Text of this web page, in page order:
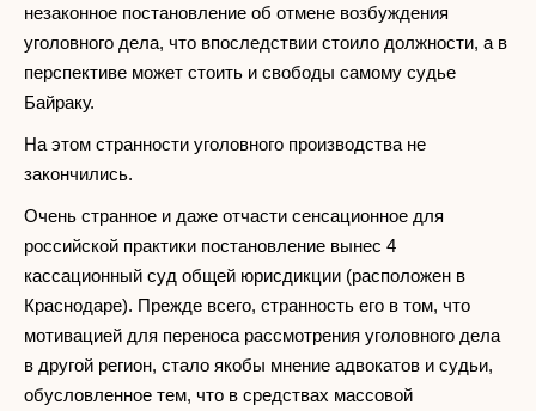
незаконное постановление об отмене возбуждения
уголовного дела, что впоследствии стоило должности, а в
перспективе может стоить и свободы самому судье
Байраку.
На этом странности уголовного производства не
закончились.
Очень странное и даже отчасти сенсационное для
российской практики постановление вынес 4
кассационный суд общей юрисдикции (расположен в
Краснодаре). Прежде всего, странность его в том, что
мотивацией для переноса рассмотрения уголовного дела
в другой регион, стало якобы мнение адвокатов и судьи,
обусловленное тем, что в средствах массовой